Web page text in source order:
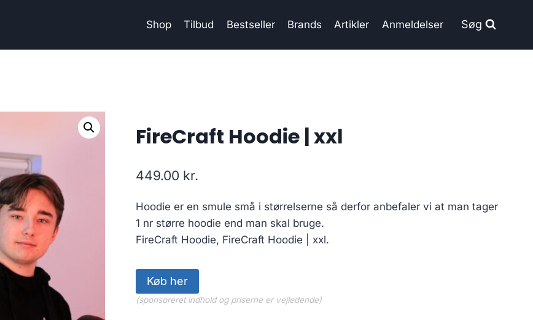
Shop Tilbud Bestseller Brands Artikler Anmeldelser Søg
FireCraft Hoodie | xxl
449.00 kr.
Hoodie er en smule små i størrelserne så derfor anbefaler vi at man tager
1 nr større hoodie end man skal bruge.
FireCraft Hoodie, FireCraft Hoodie | xxl.
Køb her
(sponsoreret indhold og priserne er vejledende)